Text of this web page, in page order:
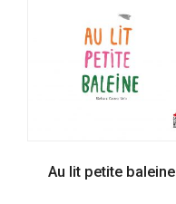
Au lit petite baleine